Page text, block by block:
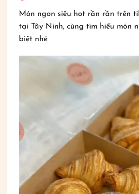
Món ngon siêu hot rần rần trên
tại Tây Ninh, cùng tìm hiểu món
biệt nhé